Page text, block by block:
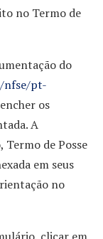
no Termo de
do
nfse/pt-
os
A
Termo de Posse
em seus
no